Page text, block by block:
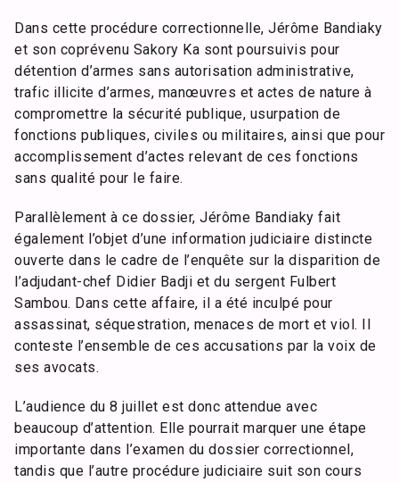
Dans cette procédure correctionnelle, Jérôme Bandiaky
et son coprévenu Sakory Ka sont poursuivis pour
détention d’armes sans autorisation administrative,
trafic illicite d’armes, manœuvres et actes de nature à
compromettre la sécurité publique, usurpation de
fonctions publiques, civiles ou militaires, ainsi que pour
accomplissement d’actes relevant de ces fonctions
sans qualité pour le faire.
Parallèlement à ce dossier, Jérôme Bandiaky fait
également l’objet d’une information judiciaire distincte
ouverte dans le cadre de l’enquête sur la disparition de
l’adjudant-chef Didier Badji et du sergent Fulbert
Sambou. Dans cette affaire, il a été inculpé pour
assassinat, séquestration, menaces de mort et viol. Il
conteste l’ensemble de ces accusations par la voix de
ses avocats.
L’audience du 8 juillet est donc attendue avec
beaucoup d’attention. Elle pourrait marquer une étape
importante dans l’examen du dossier correctionnel,
tandis que l’autre procédure judiciaire suit son cours